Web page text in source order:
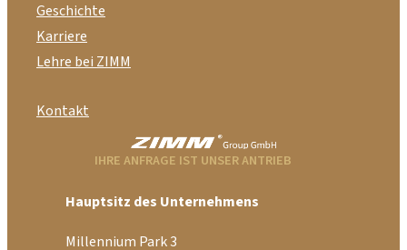
Geschichte
Karriere
Lehre bei ZIMM
Kontakt
IHRE ANFRAGE IST UNSER ANTRIEB
Hauptsitz des Unternehmens
Millennium Park 3